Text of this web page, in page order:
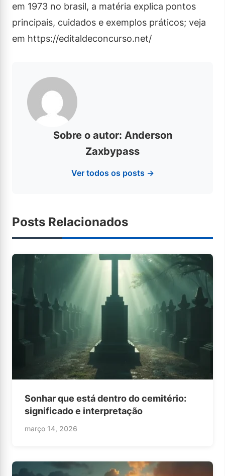
em 1973 no brasil, a matéria explica pontos
principais, cuidados e exemplos práticos; veja
em https://editaldeconcurso.net/
Sobre o autor: Anderson
Zaxbypass
Ver todos os posts →
Posts Relacionados
Sonhar que está dentro do cemitério:
significado e interpretação
março 14, 2026